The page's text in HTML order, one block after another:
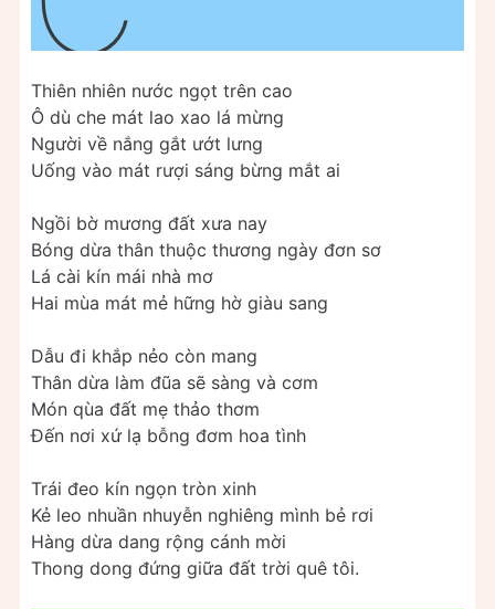
Thiên nhiên nước ngọt trên cao
Ô dù che mát lao xao lá mừng
Người về nắng gắt ướt lưng
Uống vào mát rượi sáng bừng mắt ai
Ngồi bờ mương đất xưa nay
Bóng dừa thân thuộc thương ngày đơn sơ
Lá cài kín mái nhà mơ
Hai mùa mát mẻ hững hờ giàu sang
Dẫu đi khắp nẻo còn mang
Thân dừa làm đũa sẽ sàng và cơm
Món qùa đất mẹ thảo thơm
Đến nơi xứ lạ bỗng đơm hoa tình
Trái đeo kín ngọn tròn xinh
Kẻ leo nhuần nhuyễn nghiêng mình bẻ rơi
Hàng dừa dang rộng cánh mời
Thong dong đứng giữa đất trời quê tôi.